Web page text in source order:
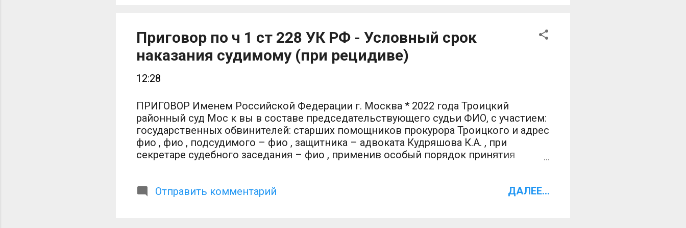
Приговор по ч 1 ст 228 УК РФ - Условный срок
наказания судимому (при рецидиве)
12:28
ПРИГОВОР Именем Российской Федерации г. Москва * 2022 года Троицкий
районный суд Мос к вы в составе председательствующего судьи ФИО, с участием:
государственных обвинителей: старших помощников прокурора Троицкого и адрес
фио , фио , подсудимого – фио , защитника – адвоката Кудряшова К.А. , при
секретаре судебного заседания – фио , применив особый порядок принятия
отношении - ФИО, данные о личности, ранее судимого * 2019 года приговором *
Отправить комментарий ДАЛЕЕ...